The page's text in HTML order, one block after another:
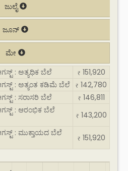
ಜುಲೈ
ಜೂನ್
ಮೇ
: ಅತ್ಯಧಿಕ ಬೆಲೆ
₹ 151,920
: ಅತ್ಯಂತ ಕಡಿಮೆ ಬೆಲೆ
₹ 142,780
: ಸರಾಸರಿ ಬೆಲೆ
₹ 146,811
: ಆರಂಭಿಕ ಬೆಲೆ
₹ 143,200
: ಮುಕ್ತಾಯದ ಬೆಲೆ
₹ 151,920